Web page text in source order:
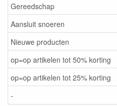
Gereedschap
Aansluit snoeren
Nieuwe producten
op=op artikelen tot 50% korting
op=op artikelen tot 25% korting
-